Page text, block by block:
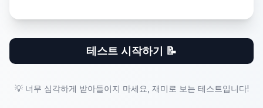
테스트 시작하기 📝
💡 너무 심각하게 받아들이지 마세요, 재미로 보는 테스트입니다!